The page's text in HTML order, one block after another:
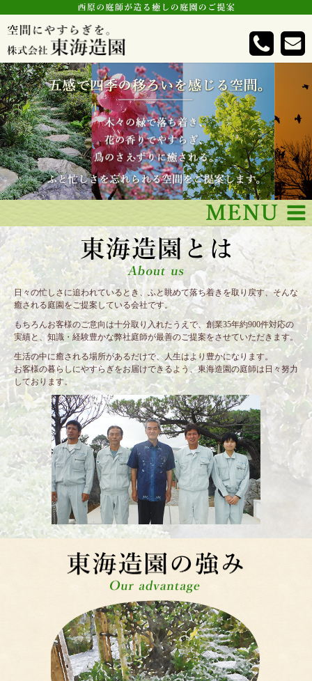
日々の忙しさに追われているとき、ふと眺めて落ち着きを取り戻す、そんな
癒される庭園をご提案している会社です。
もちろんお客様のご意向は十分取り入れたうえで、創業35年約900件対応の
実績と、知識・経験豊かな弊社庭師が最善のご提案をさせていただきます。
生活の中に癒される場所があるだけで、人生はより豊かになります。
お客様の暮らしにやすらぎをお届けできるよう、東海造園の庭師は日々努力
しております。